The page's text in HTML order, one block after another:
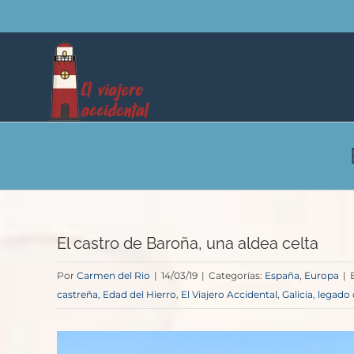
al
contenido
El castro de Baroña, una aldea celta
Por Carmen del Rio | 14/03/19 | Categorías: España, Europa |
castreña, Edad del Hierro, El Viajero Accidental, Galicia, legado